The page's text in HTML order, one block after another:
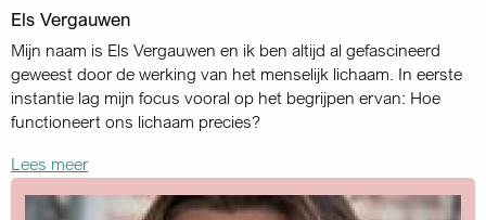
Els Vergauwen
Mijn naam is Els Vergauwen en ik ben altijd al gefascineerd
geweest door de werking van het menselijk lichaam. In eerste
instantie lag mijn focus vooral op het begrijpen ervan: Hoe
functioneert ons lichaam precies?
Lees meer